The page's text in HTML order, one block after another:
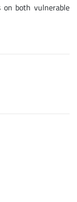
on both vulnerable